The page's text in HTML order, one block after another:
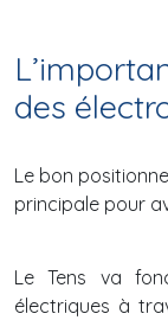
des
Le bon
principale pour
Le Tens va
électriques à